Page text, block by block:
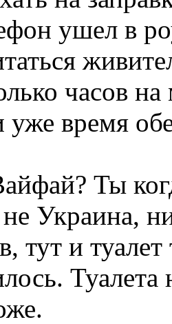
ушел в
часов
уже время
Ты
не Украина,
тут и
Туалета